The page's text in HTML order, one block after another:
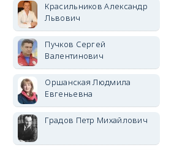
Красильников Александр
Львович
Пучков Сергей
Валентинович
Оршанская Людмила
Евгеньевна
Градов Петр Михайлович